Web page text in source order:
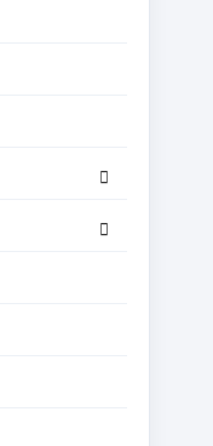
дочернее
дочернее